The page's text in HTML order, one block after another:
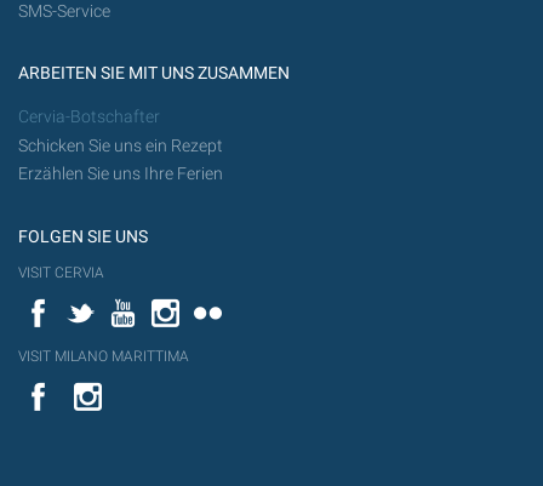
SMS-Service
ARBEITEN SIE MIT UNS ZUSAMMEN
Cervia-Botschafter
Schicken Sie uns ein Rezept
Erzählen Sie uns Ihre Ferien
FOLGEN SIE UNS
VISIT CERVIA
FacebookTwitterYouTubeInstagram
VISIT MILANO MARITTIMA
YouTube